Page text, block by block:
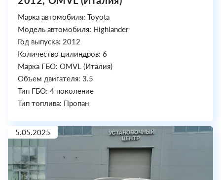
Марка автомобиля: Toyota
Модель автомобиля: Highlander
Год выпуска: 2012
Количество цилиндров: 6
Марка ГБО: OMVL (Италия)
Объем двигателя: 3.5
Тип ГБО: 4 поколение
Тип топлива: Пропан
5.05.2025